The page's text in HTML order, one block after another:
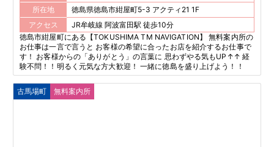
所在地
徳島県徳島市紺屋町5-3 アクティ21 1F
アクセス
JR牟岐線 阿波富田駅 徒歩10分
徳島市紺屋町にある【TOKUSHIMA TM NAVIGATION】 無料案内所の
お仕事は一言で言うと お客様の希望に合ったお店を紹介するお仕事で
す！ お客様からの「ありがとう」の言葉に 思わずやる気もUP↑↑ 経
験不問！！明るく元気な方大歓迎！ 一緒に徳島を盛り上げよう！！
古馬場町 無料案内所